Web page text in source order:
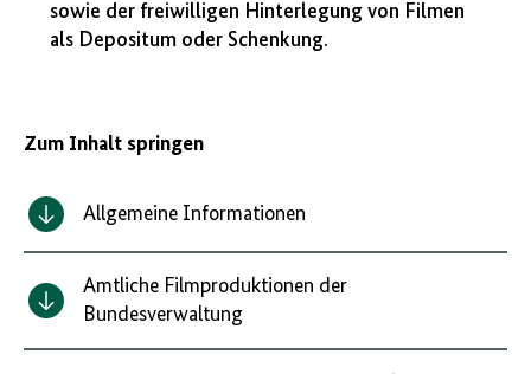
sowie der freiwilligen Hinterlegung von Filmen
als Depositum oder Schenkung.
Zum Inhalt springen
Allgemeine Informationen
Amtliche Filmproduktionen der
Bundesverwaltung